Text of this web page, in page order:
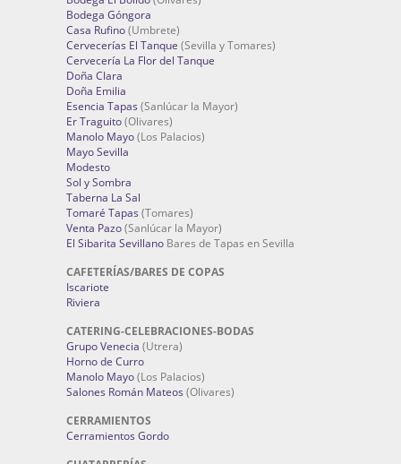
Bodega Góngora
Casa Rufino(Umbrete)
Cervecerías El Tanque (Sevilla y Tomares)
Cervecería La Flor del Tanque
Doña Clara
Doña Emilia
Esencia Tapas (Sanlúcar la Mayor)
Er Traguito(Olivares)
Manolo Mayo(Los Palacios)
Mayo Sevilla
Modesto
Sol y Sombra
Taberna La Sal
Tomaré Tapas (Tomares)
Venta Pazo(Sanlúcar la Mayor)
El Sibarita Sevillano Bares de Tapas en Sevilla
CAFETERÍAS/BARES DE COPAS
Iscariote
Riviera
CATERING-CELEBRACIONES-BODAS
Grupo Venecia (Utrera)
Horno de Curro
Manolo Mayo(Los Palacios)
Salones Román Mateos (Olivares)
CERRAMIENTOS
Cerramientos Gordo